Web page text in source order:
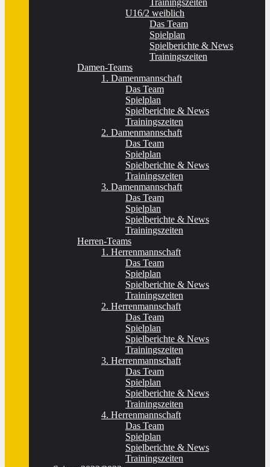
Trainingszeiten
U16/2 weiblich
Das Team
Spielplan
Spielberichte & News
Trainingszeiten
Damen-Teams
1. Damenmannschaft
Das Team
Spielplan
Spielberichte & News
Trainingszeiten
2. Damenmannschaft
Das Team
Spielplan
Spielberichte & News
Trainingszeiten
3. Damenmannschaft
Das Team
Spielplan
Spielberichte & News
Trainingszeiten
Herren-Teams
1. Herrenmannschaft
Das Team
Spielplan
Spielberichte & News
Trainingszeiten
2. Herrenmannschaft
Das Team
Spielplan
Spielberichte & News
Trainingszeiten
3. Herrenmannschaft
Das Team
Spielplan
Spielberichte & News
Trainingszeiten
4. Herrenmannschaft
Das Team
Spielplan
Spielberichte & News
Trainingszeiten